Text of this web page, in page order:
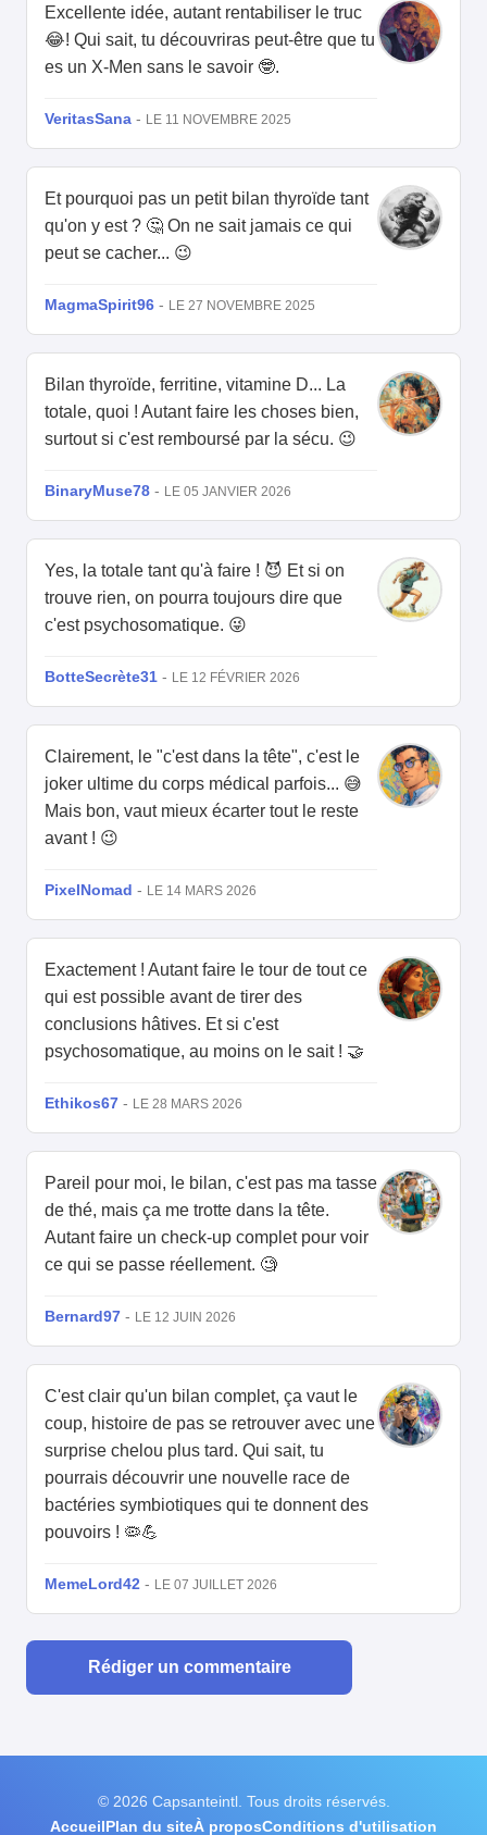
Excellente idée, autant rentabiliser le truc
😂! Qui sait, tu découvriras peut-être que tu
es un X-Men sans le savoir 🤓.
VeritasSana - LE 11 NOVEMBRE 2025
Et pourquoi pas un petit bilan thyroïde tant
qu'on y est ? 🤔 On ne sait jamais ce qui
peut se cacher... 😉
MagmaSpirit96 - LE 27 NOVEMBRE 2025
Bilan thyroïde, ferritine, vitamine D... La
totale, quoi ! Autant faire les choses bien,
surtout si c'est remboursé par la sécu. 😉
BinaryMuse78 - LE 05 JANVIER 2026
Yes, la totale tant qu'à faire ! 😈 Et si on
trouve rien, on pourra toujours dire que
c'est psychosomatique. 😜
BotteSecrète31 - LE 12 FÉVRIER 2026
Clairement, le "c'est dans la tête", c'est le
joker ultime du corps médical parfois... 😅
Mais bon, vaut mieux écarter tout le reste
avant ! 😉
PixelNomad - LE 14 MARS 2026
Exactement ! Autant faire le tour de tout ce
qui est possible avant de tirer des
conclusions hâtives. Et si c'est
psychosomatique, au moins on le sait ! 🤝
Ethikos67 - LE 28 MARS 2026
Pareil pour moi, le bilan, c'est pas ma tasse
de thé, mais ça me trotte dans la tête.
Autant faire un check-up complet pour voir
ce qui se passe réellement. 🧐
Bernard97 - LE 12 JUIN 2026
C'est clair qu'un bilan complet, ça vaut le
coup, histoire de pas se retrouver avec une
surprise chelou plus tard. Qui sait, tu
pourrais découvrir une nouvelle race de
bactéries symbiotiques qui te donnent des
pouvoirs ! 🦠💪
MemeLord42 - LE 07 JUILLET 2026
Rédiger un commentaire
© 2026 Capsanteintl. Tous droits réservés.
AccueilPlan du siteÀ proposConditions d'utilisation